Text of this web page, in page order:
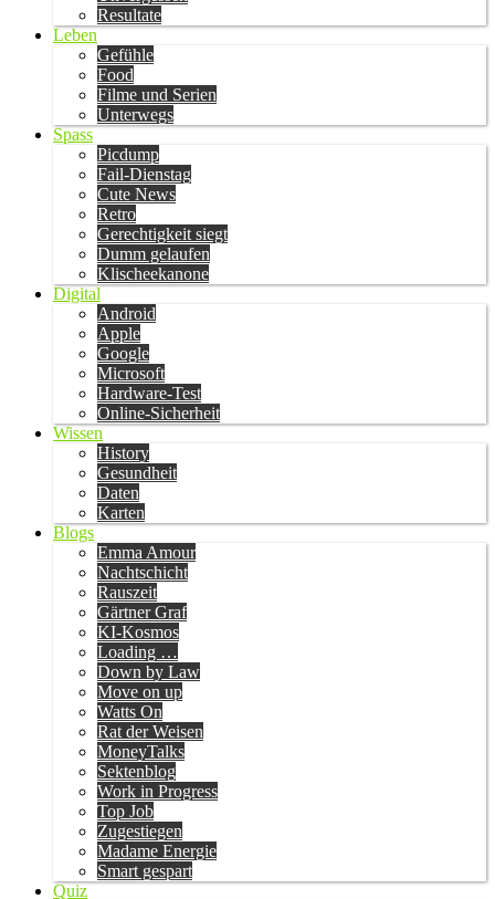
Resultate
Leben
Gefühle
Food
Filme und Serien
Unterwegs
Spass
Picdump
Fail-Dienstag
Cute News
Retro
Gerechtigkeit siegt
Dumm gelaufen
Klischeekanone
Digital
Android
Apple
Google
Microsoft
Hardware-Test
Online-Sicherheit
Wissen
History
Gesundheit
Daten
Karten
Blogs
Emma Amour
Nachtschicht
Rauszeit
Gärtner Graf
KI-Kosmos
Loading …
Down by Law
Move on up
Watts On
Rat der Weisen
MoneyTalks
Sektenblog
Work in Progress
Top Job
Zugestiegen
Madame Energie
Smart gespart
Quiz